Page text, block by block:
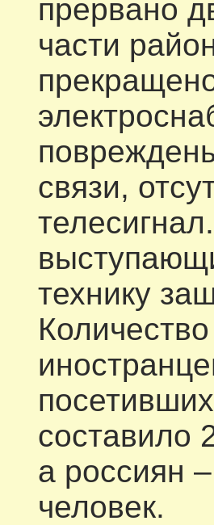
прервано
части
связи,
технику
Количество
составило
а россиян
человек.